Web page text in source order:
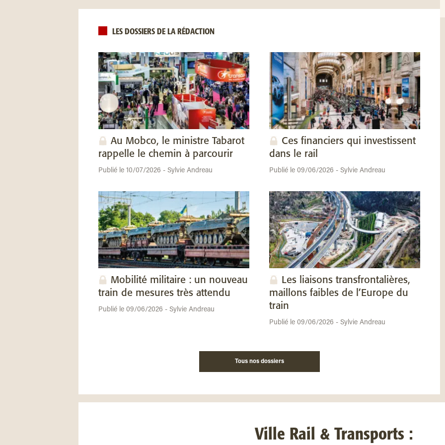
LES DOSSIERS DE LA RÉDACTION
Au Mobco, le ministre Tabarot
rappelle le chemin à parcourir
Publié le 10/07/2026 - Sylvie Andreau
Ces financiers qui investissent
dans le rail
Publié le 09/06/2026 - Sylvie Andreau
Mobilité militaire : un nouveau
train de mesures très attendu
Publié le 09/06/2026 - Sylvie Andreau
Les liaisons transfrontalières,
maillons faibles de l’Europe du
train
Publié le 09/06/2026 - Sylvie Andreau
Tous nos dossiers
Ville Rail & Transports :